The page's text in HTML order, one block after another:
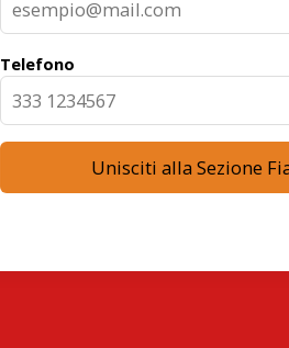
Telefono
Unisciti alla Sezione